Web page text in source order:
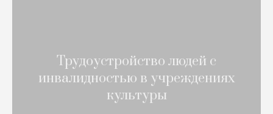
Трудоустройство людей с
инвалидностью в учреждениях
культуры